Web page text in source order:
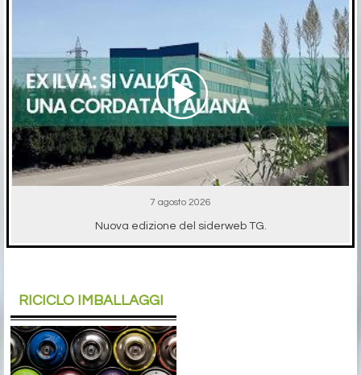
7 agosto 2026
Nuova edizione del siderweb TG.
RICICLO IMBALLAGGI